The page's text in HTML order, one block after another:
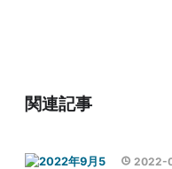
関連記事
2022-